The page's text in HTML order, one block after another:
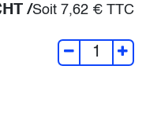
HT /Soit 7,62 € TTC